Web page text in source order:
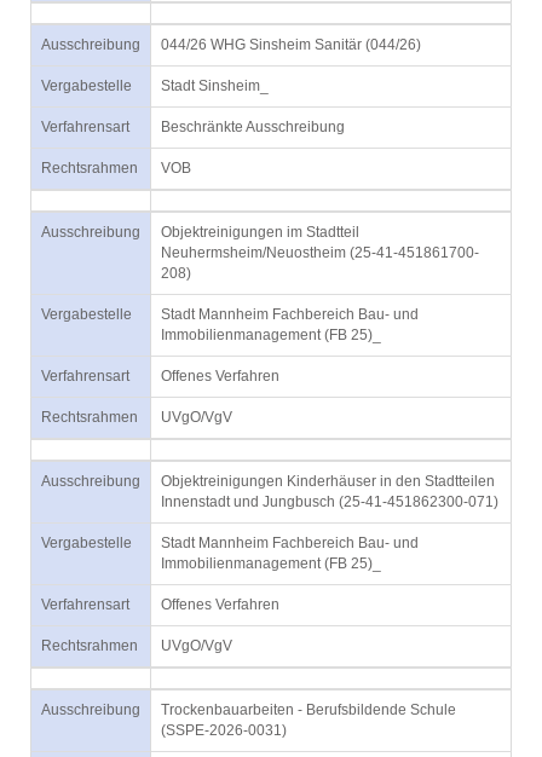
Ausschreibung 044/26 WHG Sinsheim Sanitär (044/26)
Vergabestelle Stadt Sinsheim_
Verfahrensart Beschränkte Ausschreibung
Rechtsrahmen VOB
Ausschreibung
Objektreinigungen im Stadtteil
Neuhermsheim/Neuostheim (25-41-451861700-
208)
Vergabestelle
Stadt Mannheim Fachbereich Bau- und
Immobilienmanagement (FB 25)_
Verfahrensart Offenes Verfahren
Rechtsrahmen UVgO/VgV
Ausschreibung
Objektreinigungen Kinderhäuser in den Stadtteilen
Innenstadt und Jungbusch (25-41-451862300-071)
Vergabestelle
Stadt Mannheim Fachbereich Bau- und
Immobilienmanagement (FB 25)_
Verfahrensart Offenes Verfahren
Rechtsrahmen UVgO/VgV
Ausschreibung
Trockenbauarbeiten - Berufsbildende Schule
(SSPE-2026-0031)